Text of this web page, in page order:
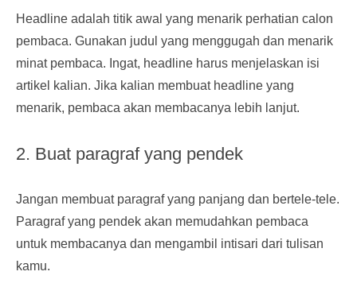
Headline adalah titik awal yang menarik perhatian calon
pembaca. Gunakan judul yang menggugah dan menarik
minat pembaca. Ingat, headline harus menjelaskan isi
artikel kalian. Jika kalian membuat headline yang
menarik, pembaca akan membacanya lebih lanjut.
2. Buat paragraf yang pendek
Jangan membuat paragraf yang panjang dan bertele-tele.
Paragraf yang pendek akan memudahkan pembaca
untuk membacanya dan mengambil intisari dari tulisan
kamu.